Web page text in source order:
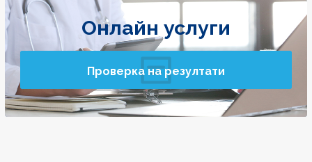
Онлайн услуги
Проверка на резултати